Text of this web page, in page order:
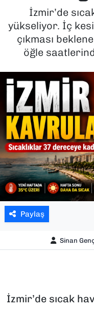
İzmir’de
yükseliyor. İç
çıkması
öğle
Paylaş
Sinan
İzmir’de sıcak
MAGAZİN
POLİTİKA
SAĞLIK
SPOR
TEKNOLOJİ
YAŞAM
YEREL
Haber Arşivi